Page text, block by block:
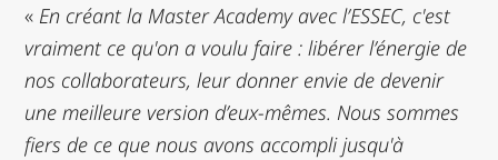
« En créant la Master Academy avec l’ESSEC, c'est
vraiment ce qu'on a voulu faire : libérer l’énergie de
nos collaborateurs, leur donner envie de devenir
une meilleure version d’eux-mêmes. Nous sommes
fiers de ce que nous avons accompli jusqu'à